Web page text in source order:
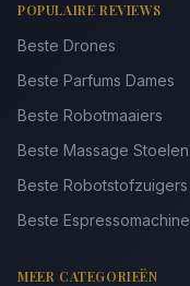
POPULAIRE REVIEWS
Beste Drones
Beste Parfums Dames
Beste Robotmaaiers
Beste Massage Stoelen
Beste Robotstofzuigers
Beste
MEER CATEGORIEËN